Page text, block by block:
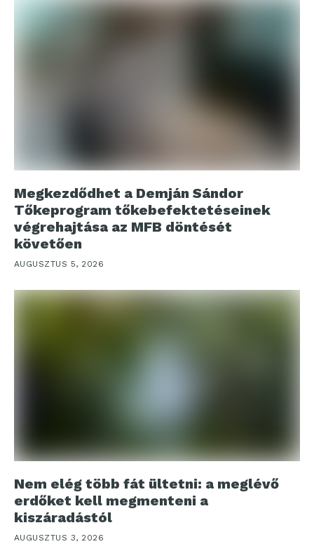
Megkezdődhet a Demján Sándor
Tőkeprogram tőkebefektetéseinek
végrehajtása az MFB döntését
követően
AUGUSZTUS 5, 2026
Nem elég több fát ültetni: a meglévő
erdőket kell megmenteni a
kiszáradástól
AUGUSZTUS 3, 2026